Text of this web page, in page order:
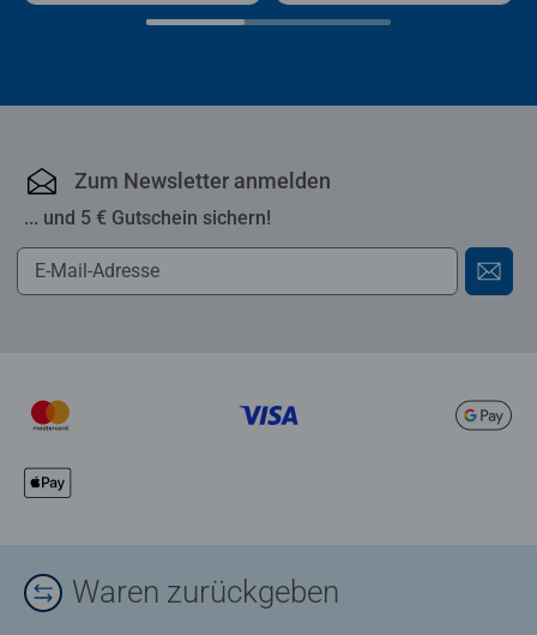
Zum Newsletter anmelden
... und 5 € Gutschein sichern!
Waren zurückgeben